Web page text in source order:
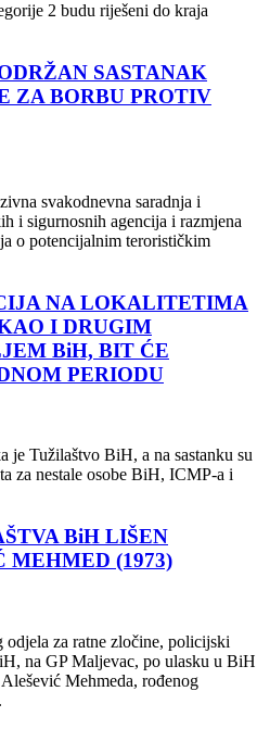
2 budu riješeni do kraja
SASTANAK
ZA BORBU PROTIV
svakodnevna saradnja i
i sigurnosnih agencija i razmjena
o potencijalnim terorističkim
NA LOKALITETIMA
I DRUGIM
BiH, BIT ĆE
PERIODU
je Tužilaštvo BiH, a na sastanku su
za nestale osobe BiH, ICMP-a i
BiH LIŠEN
MEHMED (1973)
odjela za ratne zločine, policijski
na GP Maljevac, po ulasku u BiH
Mehmeda, rođenog